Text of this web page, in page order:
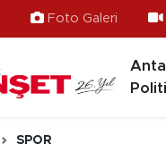
Foto Galeri
SPOR